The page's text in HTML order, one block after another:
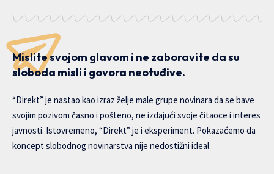
Mislite svojom glavom i ne zaboravite da su
sloboda misli i govora neotuđive.
“Direkt” je nastao kao izraz želje male grupe novinara da se bave
svojim pozivom časno i pošteno, ne izdajući svoje čitaoce i interes
javnosti. Istovremeno, “Direkt” je i eksperiment. Pokazaćemo da
koncept slobodnog novinarstva nije nedostižni ideal.